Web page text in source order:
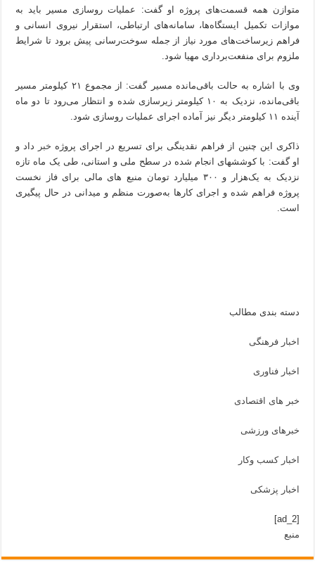
متوازن همه قسمت‌های پروژه او گفت: عملیات روسازی مسیر باید به
موازات تکمیل ایستگاه‌ها، سامانه‌های ارتباطی، استقرار نیروی انسانی و
فراهم زیرساخت‌های مورد نیاز از جمله سوخت‌رسانی پیش برود تا شرایط
ملزوم برای منفعت‌برداری مهیا شود.
وی با اشاره به حالت باقی‌مانده مسیر گفت: از مجموع ۲۱ کیلومتر مسیر
باقی‌مانده، نزدیک به ۱۰ کیلومتر زیرسازی شده و انتظار می‌رود تا دو ماه
آینده ۱۱ کیلومتر دیگر نیز آماده اجرای عملیات روسازی شود.
ذاکری این چنین از فراهم نقدینگی برای تسریع در اجرای پروژه خبر
داد و
او گفت: با کوششهای انجام شده در سطح ملی و استانی، طی یک ماه تازه
نزدیک به یک‌هزار و ۳۰۰ میلیارد تومان منبع های مالی برای فاز نخست
پروژه فراهم شده و اجرای کارها به‌صورت منظم و میدانی در حال پیگیری
است.
دسته بندی مطالب
اخبار فرهنگی
اخبار فناوری
خبر های اقتصادی
خبرهای ورزشی
اخبار کسب وکار
اخبار پزشکی
[ad_2]
منبع